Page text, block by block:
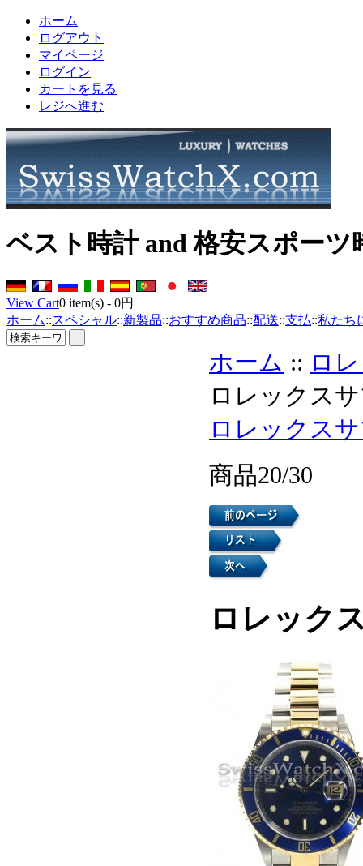
ホーム
ログアウト
マイページ
ログイン
カートを見る
レジへ進む
ベスト時計 and 格安スポーツ
View Cart0 item(s) - 0円
ホーム::スペシャル::新製品::おすすめ商品::配送::支払::私たち
ホーム :: ロ
ロレックス
ロレックス
商品20/30
ロレック